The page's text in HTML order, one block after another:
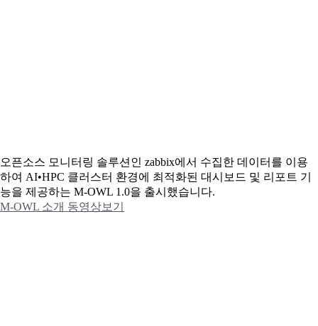
오픈소스 모니터링 솔루션인 zabbix에서 수집한 데이터를 이용
하여 AI•HPC 클러스터 환경에 최적화된 대시보드 및 리포트 기
능을 제공하는 M-OWL 1.0을 출시했습니다.
M-OWL 소개 동영상보기